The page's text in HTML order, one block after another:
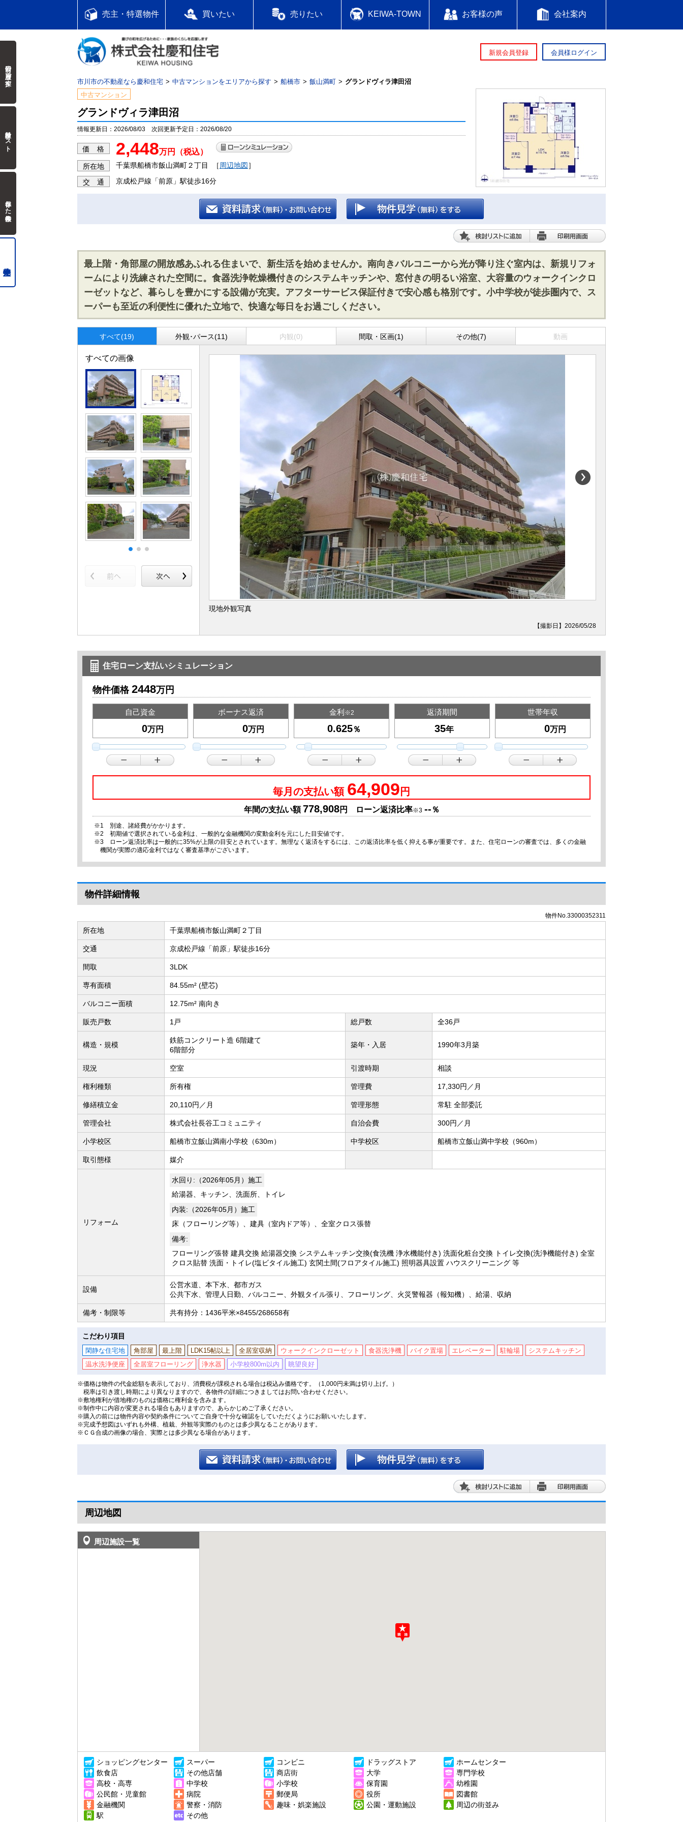
売主・特選物件 買いたい 売りたい KEIWA-TOWN お客様の声 会社案内
新規会員登録 会員様ログイン
市川市の不動産なら慶和住宅 中古マンションをエリアから探す 船橋市 飯山満町
グランドヴィラ津田沼
中古マンション
グランドヴィラ津田沼
情報更新日：2026/08/03 次回更新予定日：2026/08/20
価 格 2,448万円（税込）
所在地 千葉県船橋市飯山満町２丁目 ［ 周辺地図 ］
交 通 京成松戸線「前原」駅徒歩16分
最上階・角部屋の開放感あふれる住まいで、新生活を始めませんか。南向きバルコニーから光が降り注ぐ室内は、新規リフォ
ームにより洗練された空間に。食器洗浄乾燥機付きのシステムキッチンや、窓付きの明るい浴室、大容量のウォークインクロ
ーゼットなど、暮らしを豊かにする設備が充実。アフターサービス保証付きで安心感も格別です。小中学校が徒歩圏内で、ス
ーパーも至近の利便性に優れた立地で、快適な毎日をお過ごしください。
すべて(19) 外観･パース(11) 内観(0) 間取・区画(1) その他(7) 動画
すべての画像
現地外観写真
【撮影日】2026/05/28
住宅ローン支払いシミュレーション
物件価格 2448万円
自己資金
万円
ボーナス返済
万円
金利 ※2
％
返済期間
年
世帯年収
万円
毎月の支払い額 64,909 円
年間の支払い額 778,908円 ローン返済比率※3 -- ％
※1 別途、諸経費がかかります。
※2 初期値で選択されている金利は、一般的な金融機関の変動金利を元にした目安値です。
※3 ローン返済比率は一般的に35%が上限の目安とされています。無理なく返済をするには、この返済比率を低く抑える事が重要です。また、住宅ローンの審査では、多くの金融
機関が実際の適応金利ではなく審査基準がございます。
物件詳細情報
物件No.33000352311
所在地 千葉県船橋市飯山満町２丁目
交通 京成松戸線「前原」駅徒歩16分
間取 3LDK
専有面積 84.55m² (壁芯)
バルコニー面積 12.75m² 南向き
販売戸数 1戸 総戸数 全36戸
構造・規模
鉄筋コンクリート造 6階建て
6階部分
築年・入居 1990年3月築
現況 空室 引渡時期 相談
権利種類 所有権 管理費 17,330円／月
修繕積立金 20,110円／月 管理形態 常駐 全部委託
管理会社 株式会社長谷工コミュニティ 自治会費 300円／月
小学校区 船橋市立飯山満南小学校（630m） 中学校区 船橋市立飯山満中学校（960m）
取引態様 媒介
リフォーム
水回り:（2026年05月）施工
給湯器、キッチン、洗面所、トイレ
内装:（2026年05月）施工
床（フローリング等）、建具（室内ドア等）、全室クロス張替
備考:
フローリング張替 建具交換 給湯器交換 システムキッチン交換(食洗機 浄水機能付き) 洗面化粧台交換 トイレ交換(洗浄機能付き) 全室
クロス貼替 洗面・トイレ(塩ビタイル施工) 玄関土間(フロアタイル施工) 照明器具設置 ハウスクリーニング 等
設備
公営水道、本下水、都市ガス
公共下水、管理人日勤、バルコニー、外観タイル張り、フローリング、火災警報器（報知機）、給湯、収納
備考・制限等 共有持分：1436平米×8455/268658有
こだわり項目
閑静な住宅地 角部屋 最上階 LDK15帖以上 全居室収納 ウォークインクローゼット 食器洗浄機 バイク置場 エレベーター 駐輪場
システムキッチン
温水洗浄便座
全居室フローリング 浄水器 小学校800m以内 眺望良好
※価格は物件の代金総額を表示しており、消費税が課税される場合は税込み価格です。（1,000円未満は切り上げ。）
税率は引き渡し時期により異なりますので、各物件の詳細につきましてはお問い合わせください。
※敷地権利が借地権のものは価格に権利金を含みます。
※制作中に内容が変更される場合もありますので、あらかじめご了承ください。
※購入の前には物件内容や契約条件についてご自身で十分な確認をしていただくようにお願いいたします。
※完成予想図はいずれも外構、植栽、外観等実際のものとは多少異なることがあります。
※ＣＧ合成の画像の場合、実際とは多少異なる場合があります。
周辺地図
周辺施設一覧
ショッピングセンター スーパー コンビニ ドラッグストア
ホームセンター
飲食店
その他店舗 商店街 大学
専門学校
高校・高専
中学校 小学校 保育園
幼稚園
公民館・児童館
病院 郵便局 役所
図書館
金融機関
警察・消防 趣味・娯楽施設 公園・運動施設
周辺の街並み
駅
その他
前回の履歴で探す
検討中リスト
保存した検索条件